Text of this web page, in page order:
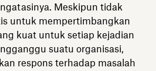
Meskipun tidak
untuk mempertimbangkan
kuat untuk setiap kejadian
suatu organisasi,
respons terhadap masalah